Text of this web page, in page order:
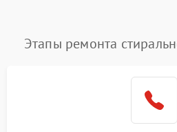
Замена платы управления
Этапы ремонта